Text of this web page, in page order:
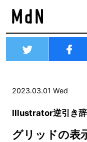
2023.03.01 Wed
Illustrator逆引き
グリッドの表